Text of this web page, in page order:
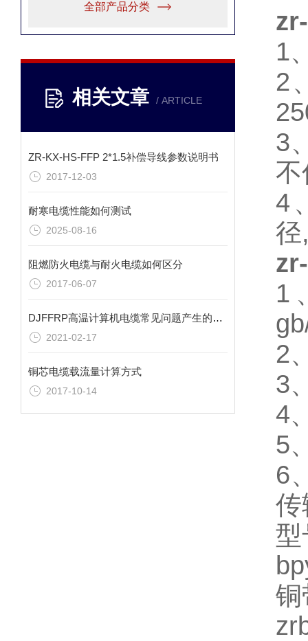
全部产品分类
相关文章 / ARTICLE
ZR-KX-HS-FFP 2*1.5补偿导线参数说明书
2017-12-03
耐寒电缆性能如何测试
2025-08-16
阻燃防火电缆与耐火电缆如何区分
2017-06-07
DJFFRP高温计算机电缆常见问题产生的原因有哪些？
2021-02-17
铜芯电缆载流量计算方式
2017-10-14
1
2
3
4
径
1
2
3
4
5
6
传
型
铜